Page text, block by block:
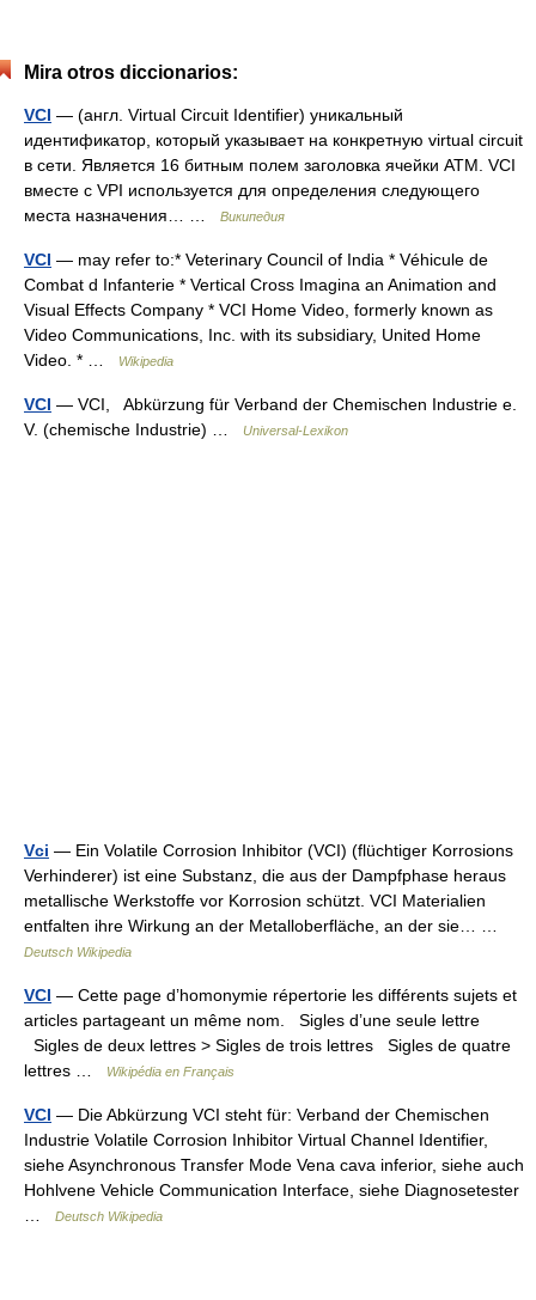
Mira otros diccionarios:
VCI — (англ. Virtual Circuit Identifier) уникальный
идентификатор, который указывает на конкретную virtual circuit
в сети. Является 16 битным полем заголовка ячейки ATM. VCI
вместе с VPI используется для определения следующего
места назначения… …
Википедия
VCI — may refer to:* Veterinary Council of India * Véhicule de
Combat d Infanterie * Vertical Cross Imagina an Animation and
Visual Effects Company * VCI Home Video, formerly known as
Video Communications, Inc. with its subsidiary, United Home
Video. * …
Wikipedia
VCI — VCI, Abkürzung für Verband der Chemischen Industrie e.
V. (chemische Industrie) …
Universal-Lexikon
Vci — Ein Volatile Corrosion Inhibitor (VCI) (flüchtiger Korrosions
Verhinderer) ist eine Substanz, die aus der Dampfphase heraus
metallische Werkstoffe vor Korrosion schützt. VCI Materialien
entfalten ihre Wirkung an der Metalloberfläche, an der sie… …
Deutsch Wikipedia
VCI — Cette page d’homonymie répertorie les différents sujets et
articles partageant un même nom. Sigles d’une seule lettre
Sigles de deux lettres > Sigles de trois lettres Sigles de quatre
lettres …
Wikipédia en Français
VCI — Die Abkürzung VCI steht für: Verband der Chemischen
Industrie Volatile Corrosion Inhibitor Virtual Channel Identifier,
siehe Asynchronous Transfer Mode Vena cava inferior, siehe auch
Hohlvene Vehicle Communication Interface, siehe Diagnosetester
Deutsch Wikipedia